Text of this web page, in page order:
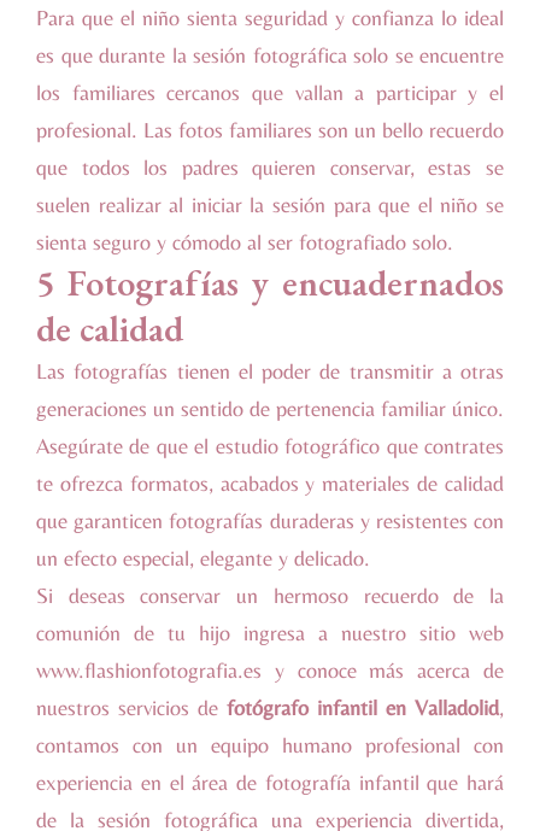
Para que el niño sienta seguridad y confianza lo ideal
es que durante la sesión fotográfica solo se encuentre
los familiares cercanos que vallan a participar y el
profesional. Las fotos familiares son un bello recuerdo
que todos los padres quieren conservar, estas se
suelen realizar al iniciar la sesión para que el niño se
sienta seguro y cómodo al ser fotografiado solo.
5 Fotografías y encuadernados
de calidad
Las fotografías tienen el poder de transmitir a otras
generaciones un sentido de pertenencia familiar único.
Asegúrate de que el estudio fotográfico que contrates
te ofrezca formatos, acabados y materiales de calidad
que garanticen fotografías duraderas y resistentes con
un efecto especial, elegante y delicado.
Si deseas conservar un hermoso recuerdo de la
comunión de tu hijo ingresa a nuestro sitio web
www.flashionfotografia.es y conoce más acerca de
nuestros servicios de fotógrafo infantil en Valladolid,
contamos con un equipo humano profesional con
experiencia en el área de fotografía infantil que hará
de la sesión fotográfica una experiencia divertida,